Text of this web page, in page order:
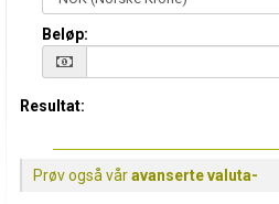
Beløp:
Resultat:
Prøv også våravanserte valuta-